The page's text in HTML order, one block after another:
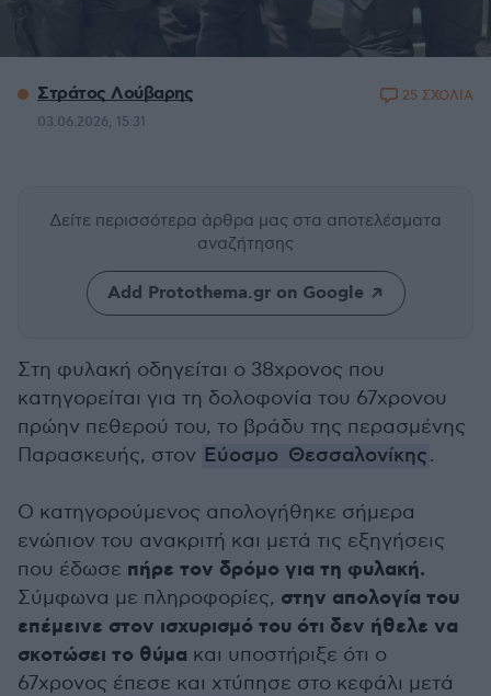
Στράτος Λούβαρης
03.06.2026, 15:31
25 ΣΧΟΛΙΑ
Δείτε περισσότερα άρθρα μας στα αποτελέσματα
αναζήτησης
Add Protothema.gr on Google
Στη φυλακή οδηγείται ο 38χρονος που
κατηγορείται για τη δολοφονία του 67χρονου
πρώην πεθερού του, το βράδυ της περασμένης
Παρασκευής, στον Εύοσμο Θεσσαλονίκης.
Ο κατηγορούμενος απολογήθηκε σήμερα
ενώπιον του ανακριτή και μετά τις εξηγήσεις
που έδωσε πήρε τον δρόμο για τη φυλακή.
Σύμφωνα με πληροφορίες, στην απολογία του
επέμεινε στον ισχυρισμό του ότι δεν ήθελε να
σκοτώσει το θύμα και υποστήριξε ότι ο
67χρονος έπεσε και χτύπησε στο κεφάλι μετά